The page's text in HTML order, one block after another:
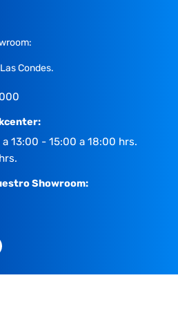
Condes.
13:00 - 15:00 a 18:00 hrs.
Showroom: